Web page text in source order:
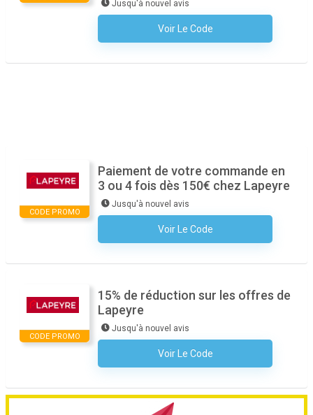
Jusqu'à nouvel avis
Voir Le Code
Aucun Code N'est Nécessaire
CODE PROMO
Paiement de votre commande en
3 ou 4 fois dès 150€ chez Lapeyre
Jusqu'à nouvel avis
Voir Le Code
Aucun Code N'est Nécessaire
CODE PROMO
15% de réduction sur les offres de
Lapeyre
Jusqu'à nouvel avis
Voir Le Code
Aucun Code N'est Nécessaire